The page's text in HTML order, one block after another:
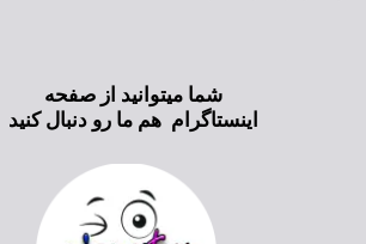
شما میتوانید از صفحه
اینستاگرام هم ما رو دنبال کنید